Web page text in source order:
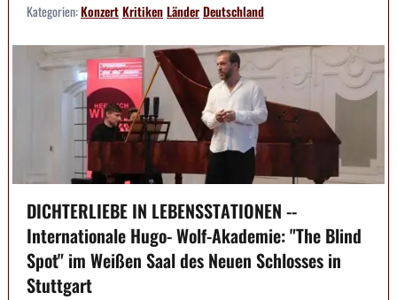
Kategorien:KonzertKritikenLänderDeutschland
DICHTERLIEBE IN LEBENSSTATIONEN --
Internationale Hugo- Wolf-Akademie: "The Blind
Spot" im Weißen Saal des Neuen Schlosses in
Stuttgart